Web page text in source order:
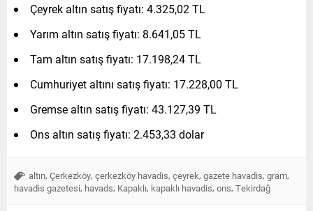
Çeyrek altın satış fiyatı: 4.325,02 TL
Yarım altın satış fiyatı: 8.641,05 TL
Tam altın satış fiyatı: 17.198,24 TL
Cumhuriyet altını satış fiyatı: 17.228,00 TL
Gremse altın satış fiyatı: 43.127,39 TL
Ons altın satış fiyatı: 2.453,33 dolar
altın, Çerkezköy, çerkezköy havadis, çeyrek, gazete havadis, gram,
havadis gazetesi, havads, Kapaklı, kapaklı havadis, ons, Tekirdağ